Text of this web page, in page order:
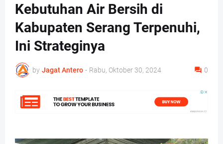
Kebutuhan Air Bersih di
Kabupaten Serang Terpenuhi,
Ini Strateginya
by Jagat Antero - Rabu, Oktober 30, 2024 0